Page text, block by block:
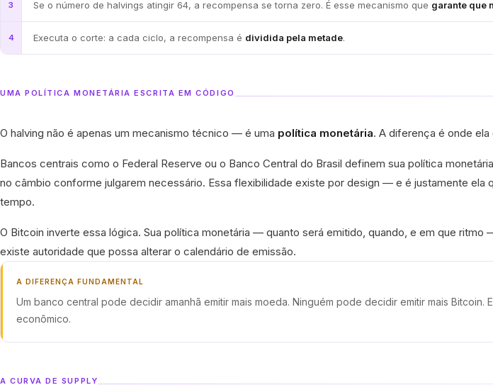
3 Se o número de halvings atingir 64, a recompensa se torna zero. É esse mecanismo que garante que
4 Executa o corte: a cada ciclo, a recompensa é dividida pela metade.
UMA POLÍTICA MONETÁRIA ESCRITA EM CÓDIGO
O halving não é apenas um mecanismo técnico — é uma política monetária. A diferença é onde
Bancos centrais como o Federal Reserve ou o Banco Central do Brasil definem sua política
no câmbio conforme julgarem necessário. Essa flexibilidade existe por design — e é justamente
tempo.
O Bitcoin inverte essa lógica. Sua política monetária — quanto será emitido, quando, e em que
existe autoridade que possa alterar o calendário de emissão.
A DIFERENÇA FUNDAMENTAL
Um banco central pode decidir amanhã emitir mais moeda. Ninguém pode decidir emitir mais
econômico.
A CURVA DE SUPPLY